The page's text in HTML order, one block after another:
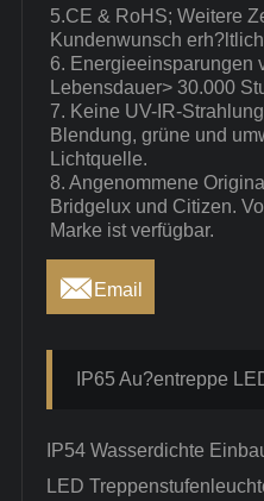
5.CE & RoHS; Weitere
Kundenwunsch
6. Energieeinsparungen
Lebensdauer> 30.000
7. Keine UV-IR-
Blendung, grüne und
Lichtquelle.
8. Angenommene
Bridgelux und Citizen.
Marke ist verfügbar.
 Email
IP65 Au?entreppe
IP54 Wasserdichte
LED